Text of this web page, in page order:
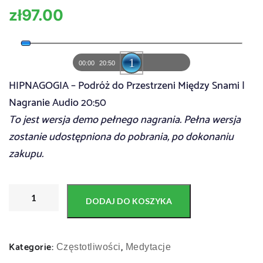
zł97.00
d
i
o
P
00:00 20:50
HIPNAGOGIA – Podróż do Przestrzeni Między Snami |
Nagranie Audio 20:50
To jest wersja demo pełnego nagrania. Pełna wersja
zostanie udostępniona do pobrania, po dokonaniu
zakupu.
DODAJ DO KOSZYKA
Kategorie: Częstotliwości, Medytacje